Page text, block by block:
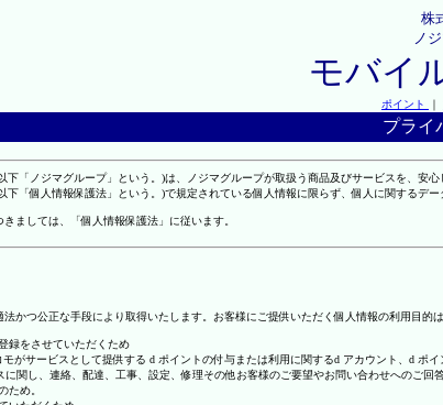
株
ノ
モバイ
ポイント ｜
プライ
「ノジマグループ」という。)は、ノジマグループが取扱う商品及びサービスを、
下「個人情報保護法」という。)で規定されている個人情報に限らず、個人に関する
ましては、「個人情報保護法」に従います。
かつ公正な手段により取得いたします。お客様にご提供いただく個人情報の利用目
録をさせていただくため
がサービスとして提供する d ポイントの付与または利用に関するd アカウント、d ポイ
関し、連絡、配達、工事、設定、修理その他お客様のご要望やお問い合わせへのご回
ため。